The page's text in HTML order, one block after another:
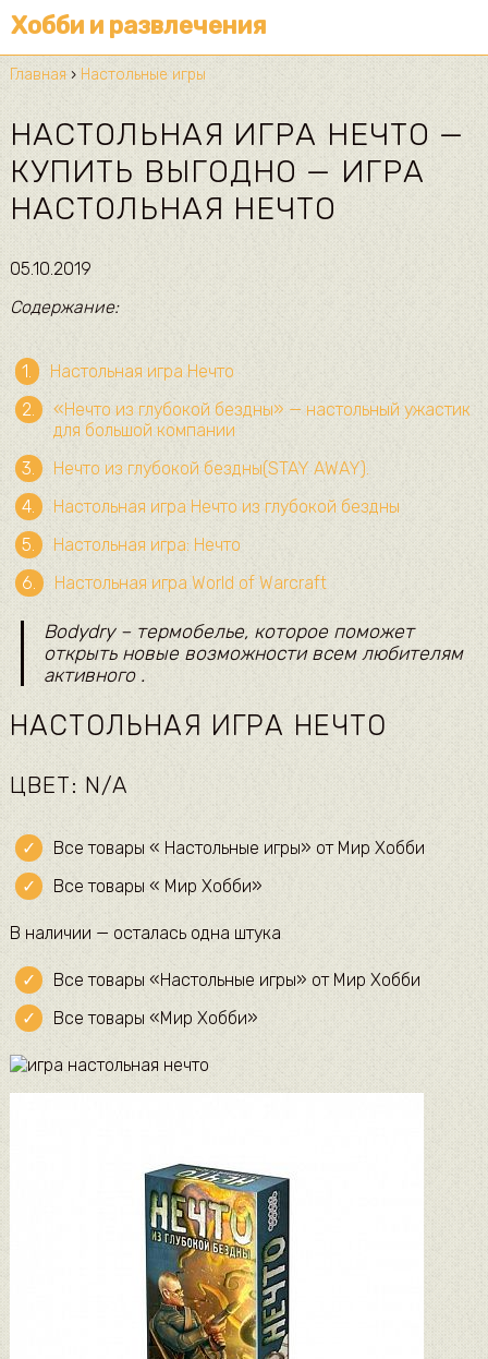
Хобби и развлечения
Главная› Настольные игры
НАСТОЛЬНАЯ ИГРА НЕЧТО —
КУПИТЬ ВЫГОДНО — ИГРА
НАСТОЛЬНАЯ НЕЧТО
05.10.2019
Содержание:
Настольная игра Нечто
«Нечто из глубокой бездны» — настольный ужастик
для большой компании
Нечто из глубокой бездны(STAY AWAY).
Настольная игра Нечто из глубокой бездны
Настольная игра: Нечто
Настольная игра World of Warcraft
Bodydry – термобелье, которое поможет
открыть новые возможности всем любителям
активного .
НАСТОЛЬНАЯ ИГРА НЕЧТО
ЦВЕТ: N/A
Все товары « Настольные игры» от Мир Хобби
Все товары « Мир Хобби»
В наличии — осталась одна штука
Все товары «Настольные игры» от Мир Хобби
Все товары «Мир Хобби»